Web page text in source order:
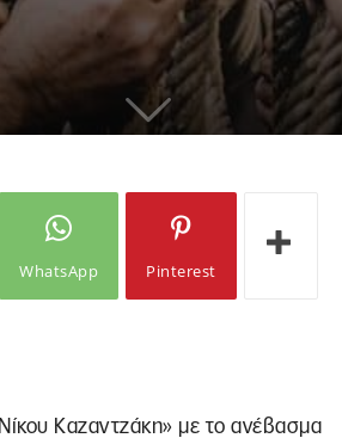
WhatsApp Pinterest
Καζαντζάκη» με το ανέβασμα